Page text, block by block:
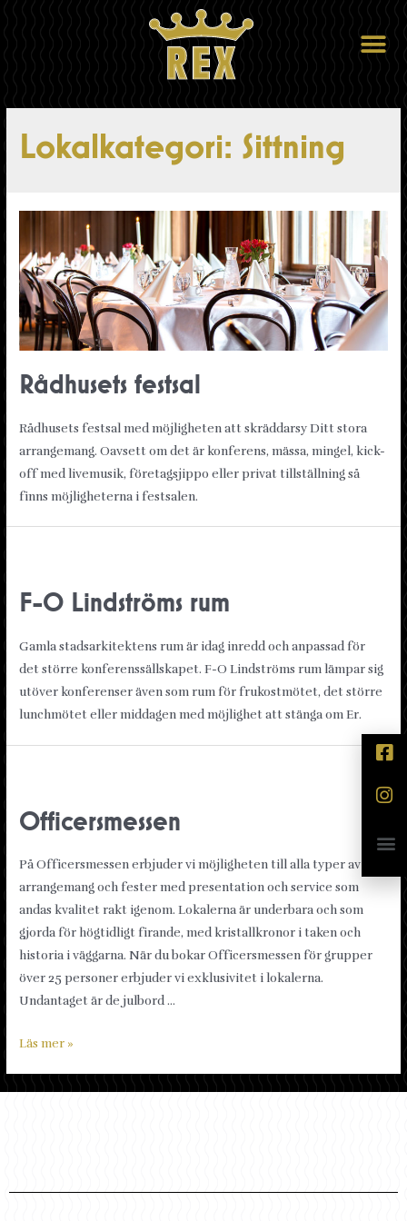
Lokalkategori: Sittning
Rådhusets festsal
Rådhusets festsal med möjligheten att skräddarsy Ditt stora
arrangemang. Oavsett om det är konferens, mässa, mingel, kick-
off med livemusik, företagsjippo eller privat tillställning så
finns möjligheterna i festsalen.
F-O Lindströms rum
Gamla stadsarkitektens rum är idag inredd och anpassad för
det större konferenssällskapet. F-O Lindströms rum lämpar sig
utöver konferenser även som rum för frukostmötet, det större
lunchmötet eller middagen med möjlighet att stänga om Er.
Officersmessen
På Officersmessen erbjuder vi möjligheten till alla typer av
arrangemang och fester med presentation och service som
andas kvalitet rakt igenom. Lokalerna är underbara och som
gjorda för högtidligt firande, med kristallkronor i taken och
historia i väggarna. När du bokar Officersmessen för grupper
över 25 personer erbjuder vi exklusivitet i lokalerna.
Undantaget är de julbord …
Läs mer »